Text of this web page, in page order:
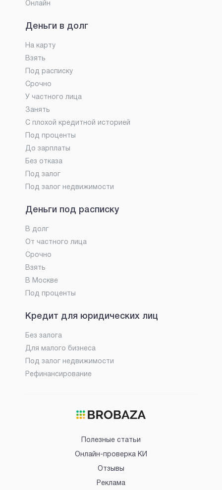
Онлайн
Деньги в долг
На карту
Взять
Под расписку
Срочно
У частного лица
Занять
С плохой кредитной историей
Под проценты
До зарплаты
Без отказа
Под залог
Под залог недвижимости
Деньги под расписку
В долг
От частного лица
Срочно
Взять
В Москве
Под проценты
Кредит для юридических лиц
Без залога
Для малого бизнеса
Под залог недвижимости
Рефинансирование
Полезные статьи
Онлайн-проверка КИ
Отзывы
Реклама